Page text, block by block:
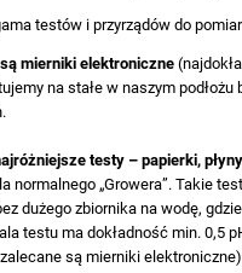
testów i przyrządów do
są mierniki elektroniczne
na stałe w naszym
testy – papierki,
normalnego „Growera”. Takie
dużego zbiornika na wodę,
testu ma dokładność min. 0,5
są mierniki